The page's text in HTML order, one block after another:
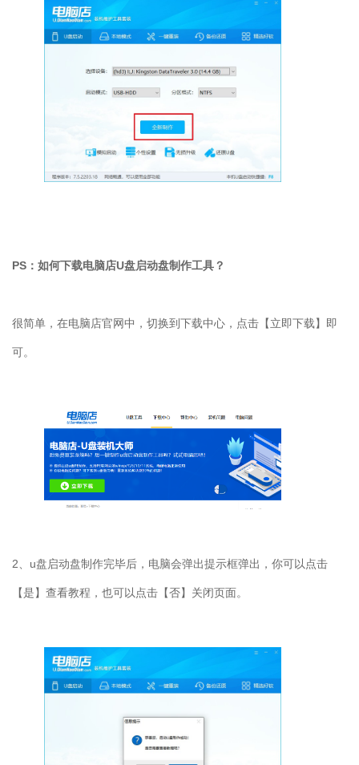
PS ：如何下载电脑店U盘启动盘制作工具？
很简单，在电脑店官网中，切换到下载中心，点击【立即下载】即
可。
2 u盘启动盘制作完毕后，电脑会弹出提示框弹出，你可以点击
【是】查看教程，也可以点击【否】关闭页面。